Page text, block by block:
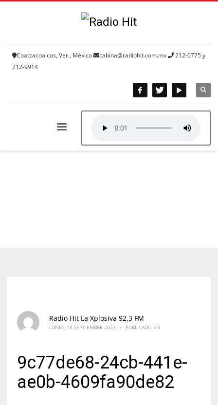
Coatzacoalcos, Ver., México cabina@radiohit.com.mx
212-0775 y
212-9914
Radio Hit La Xplosiva 92.3 FM
LUNES, 18 SEPTIEMBRE 2023 / PUBLICADO EN
9c77de68-24cb-441e-
ae0b-4609fa90de82